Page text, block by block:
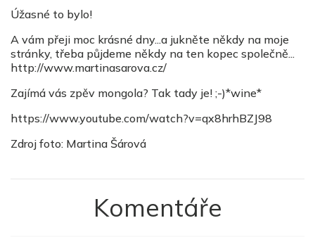
Úžasné to bylo!
A vám přeji moc krásné dny...a jukněte někdy na moje
stránky, třeba půjdeme někdy na ten kopec společně...
http://www.martinasarova.cz/
Zajímá vás zpěv mongola? Tak tady je! ;-)*wine*
https://www.youtube.com/watch?v=qx8hrhBZJ98
Zdroj foto: Martina Šárová
Komentáře